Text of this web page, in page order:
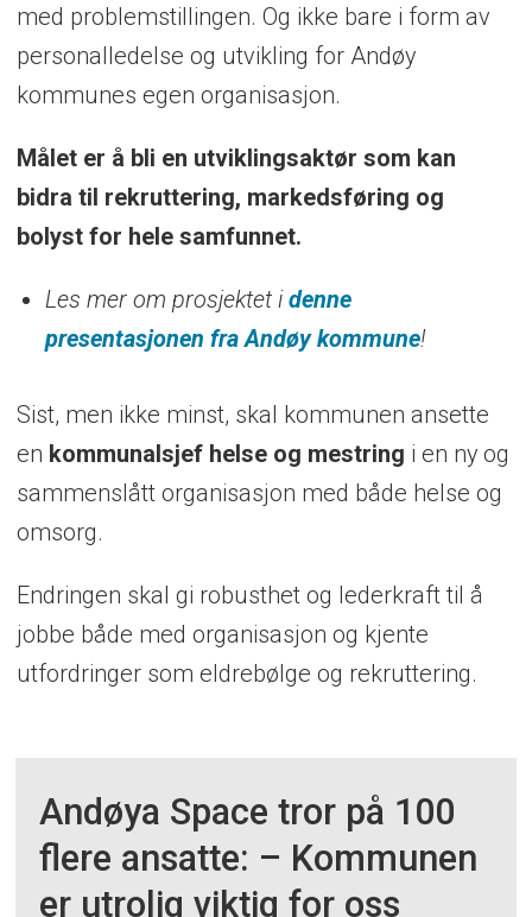
med problemstillingen. Og ikke bare i form av
personalledelse og utvikling for Andøy
kommunes egen organisasjon.
Målet er å bli en utviklingsaktør som kan
bidra til rekruttering, markedsføring og
bolyst for hele samfunnet.
Les mer om prosjektet idenne
presentasjonen fra Andøy kommune!
Sist, men ikke minst, skal kommunen ansette
en kommunalsjef helse og mestring i en ny og
sammenslått organisasjon med både helse og
omsorg.
Endringen skal gi robusthet og lederkraft til å
jobbe både med organisasjon og kjente
utfordringer som eldrebølge og rekruttering.
Andøya Space tror på 100
flere ansatte: – Kommunen
er utrolig viktig for oss